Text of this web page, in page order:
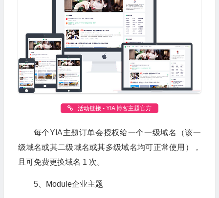
活动链接 - YIA 博客主题官方
每个YIA主题订单会授权给一个一级域名（该一
级域名或其二级域名或其多级域名均可正常使用），
且可免费更换域名 1 次。
5、Module企业主题